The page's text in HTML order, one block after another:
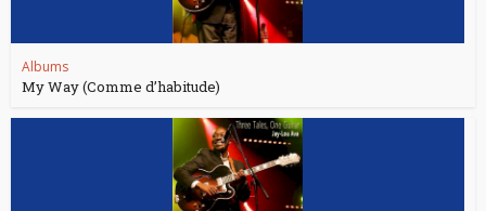
Albums
My Way (Comme d’habitude)